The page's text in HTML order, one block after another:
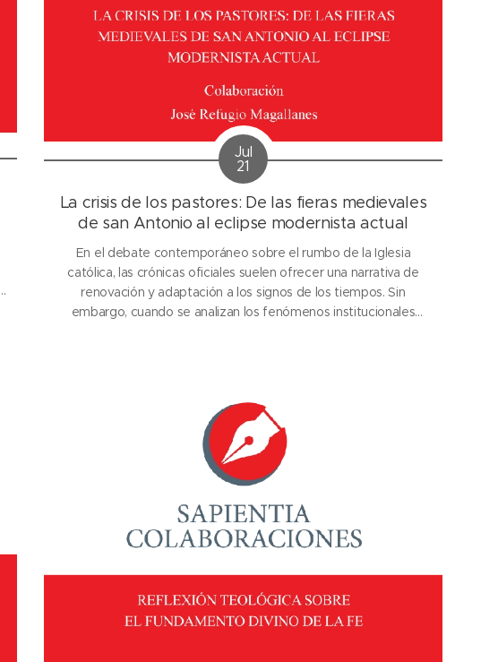
Jul
21
La crisis de los pastores: De las fieras medievales
de san Antonio al eclipse modernista actual
En el debate contemporáneo sobre el rumbo de la Iglesia
católica, las crónicas oficiales suelen ofrecer una narrativa de
renovación y adaptación a los signos de los tiempos. Sin
embargo, cuando se analizan los fenómenos institucionales